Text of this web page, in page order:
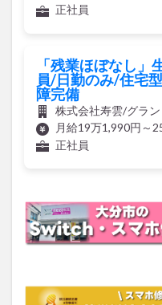
正社員
「残業ほぼなし
員/日勤のみ/住宅
障完備
株式会社寿雲/グラ
月給19万1,990円～
正社員